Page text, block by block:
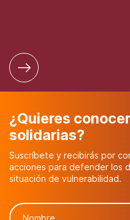
¿Quieres
solidarias?
Suscríbete y recibirás por
acciones para defender los
situación de vulnerabilidad.